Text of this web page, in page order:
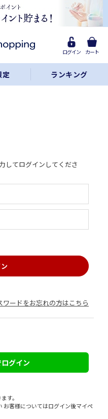
ログイン カート
定 ランキング
してログインしてくださ
ワードをお忘れの方はこちら
グイン
す。
お客様についてはログイン後マイペ